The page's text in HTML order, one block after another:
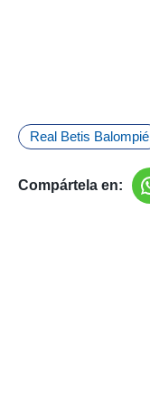
Real Betis Balompié
Compártela en: